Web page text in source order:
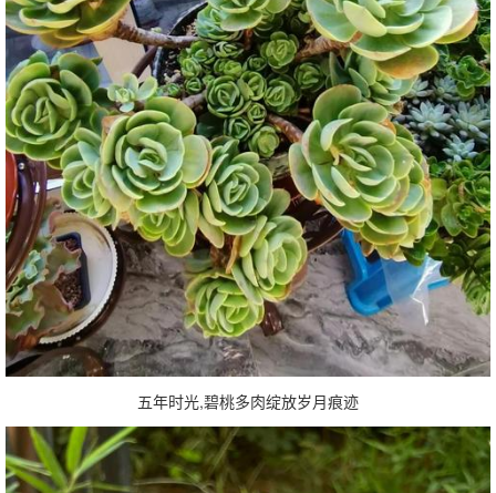
五年时光,碧桃多肉绽放岁月痕迹